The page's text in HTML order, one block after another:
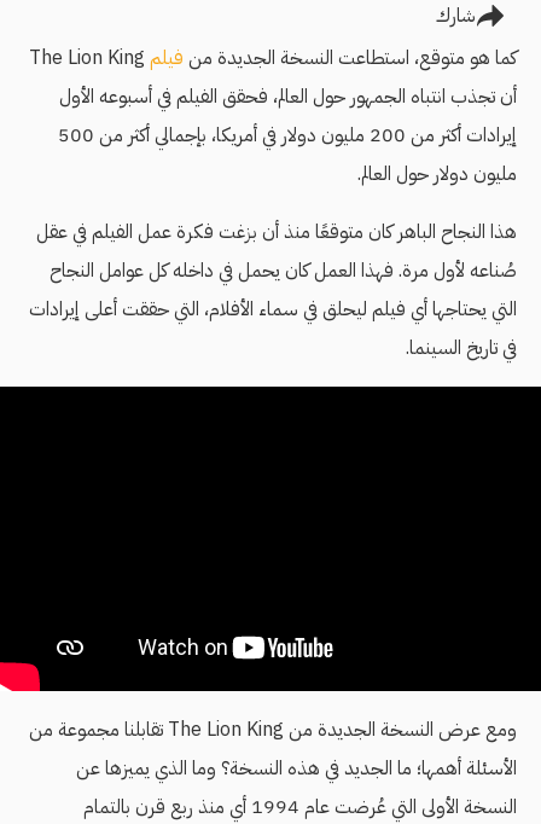
شارك
كما هو متوقع، استطاعت النسخة الجديدة من فيلم The Lion King
أن تجذب انتباه الجمهور حول العالم، فحقق الفيلم في أسبوعه اﻷول
إيرادات أكثر من 200 مليون دولار في أمريكا، بإجمالي أكثر من 500
مليون دولار حول العالم.
هذا النجاح الباهر كان متوقعًا منذ أن بزغت فكرة عمل الفيلم في عقل
صُناعه لأول مرة. فهذا العمل كان يحمل في داخله كل عوامل النجاح
التي يحتاجها أي فيلم ليحلق في سماء الأفلام، التي حققت أعلى إيرادات
في تاريخ السينما.
ومع عرض النسخة الجديدة من The Lion King تقابلنا مجموعة من
الأسئلة أهمها؛ ما الجديد في هذه النسخة؟ وما الذي يميزها عن
النسخة الأولى التي عُرضت عام 1994 أي منذ ربع قرن بالتمام